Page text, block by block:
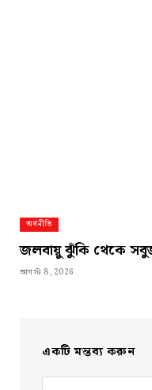
অর্থনীতি
জলবায়ু ঝুঁকি থেকে
আগস্ট 8, 2026
একটি মন্তব্য করুন